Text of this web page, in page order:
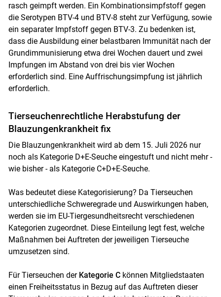
rasch geimpft werden. Ein Kombinationsimpfstoff gegen
die Serotypen BTV-4 und BTV-8 steht zur Verfügung, sowie
ein separater Impfstoff gegen BTV-3. Zu bedenken ist,
dass die Ausbildung einer belastbaren Immunität nach der
Grundimmunisierung etwa drei Wochen dauert und zwei
Impfungen im Abstand von drei bis vier Wochen
erforderlich sind. Eine Auffrischungsimpfung ist jährlich
erforderlich.
Tierseuchenrechtliche Herabstufung der
Blauzungenkrankheit fix
Die Blauzungenkrankheit wird ab dem 15. Juli 2026 nur
noch als Kategorie D+E-Seuche eingestuft und nicht mehr -
wie bisher - als Kategorie C+D+E-Seuche.
Was bedeutet diese Kategorisierung? Da Tierseuchen
unterschiedliche Schweregrade und Auswirkungen haben,
werden sie im EU-Tiergesundheitsrecht verschiedenen
Kategorien zugeordnet. Diese Einteilung legt fest, welche
Maßnahmen bei Auftreten der jeweiligen Tierseuche
umzusetzen sind.
Für Tierseuchen der Kategorie Ckönnen Mitgliedstaaten
einen Freiheitsstatus in Bezug auf das Auftreten dieser